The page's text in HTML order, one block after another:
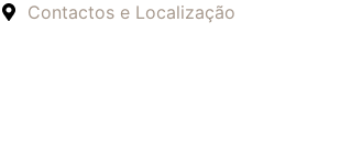
Contactos e Localização